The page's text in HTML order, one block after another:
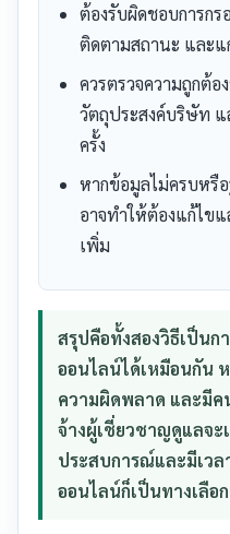
ต้องรับผิดชอบการกร
ติดตามสถานะ และแ
ควรตรวจความถูกต้
วัตถุประสงค์บริษัท แ
ครั้ง
หากข้อมูลไม่ครบหรื
อาจทำให้ต้องแก้ไข
เพิ่ม
สรุปคือทั้งสองวิธีเป็นก
ออนไลน์ได้เหมือนกัน
ความผิดพลาด และมีค
จ้างผู้เชี่ยวชาญดูแลจะ
ประสบการณ์และมีเวล
ออนไลน์ก็เป็นทางเลือ